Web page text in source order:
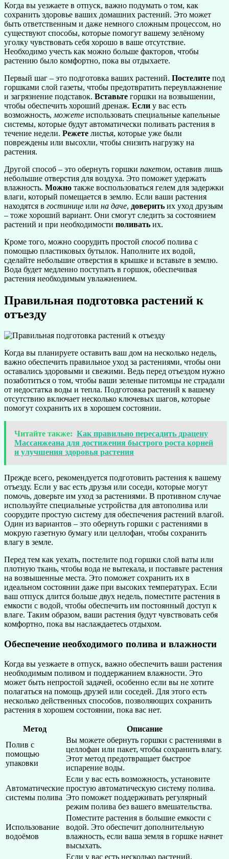
Когда вы уезжаете в отпуск, важно подумать о том, как
сохранить здоровье ваших домашних растений. Это может
быть ответственным и даже немного сложным процессом, но
существуют способы, которые помогут вашему зелёному
уголку чувствовать себя хорошо в ваше отсутствие.
Необходимо учесть как можно больше факторов, чтобы
растению было комфортно, пока вы отдыхаете.
Первый шаг – это подготовка ваших растений. Постелите под
горшками слой газеты, чтобы предотвратить переувлажнение
и загрязнение подставок. Вставьте горшки на возвышении,
чтобы обеспечить хороший дренаж. Если у вас есть
возможность, можете использовать специальные капельные
системы, которые будут автоматически поливать растения в
течение недели. Режете листья, которые уже были
повреждены или высохли, чтобы снизить нагрузку на
растения.
Другой способ – это обернуть горшки пакетом, оставив лишь
небольшие отверстия для воздуха. Это поможет удержать
влажность. Можно также воспользоваться гелем для задержки
влаги, который помещается в землю. Если ваши растения
находятся в гостинице или на даче, доверить их уход друзьям
– тоже хороший вариант. Они смогут следить за состоянием
растений и при необходимости поливать их.
Кроме того, можно соорудить простой способполива с
помощью пластиковых бутылок. Наполните их водой,
сделайте небольшие отверстия в крышке и вставьте в землю.
Вода будет медленно поступать в горшок, обеспечивая
растения необходимым увлажнением.
Правильная подготовка растений к
отъезду
Когда вы планируете оставить ваш дом на несколько недель,
важно обеспечить правильное уход за растениями, чтобы они
оставались здоровыми и свежими. Ведь перед отъездом нужно
позаботиться о том, чтобы ваши зеленые питомцы не страдали
от недостатка воды и тепла. Подготовка растений к вашему
отсутствию включает несколько ключевых шагов, которые
помогут сохранить их в хорошем состоянии.
Читайте также: Как правильно пересадить драцену
Массанжеана для достижения быстрого роста корней
и улучшения здоровья растения
Прежде всего, рекомендуется подготовить растения к вашему
отъезду. Если у вас есть друзья или соседи, которые могут
помочь, доверьте им уход за растениями. В противном случае
используйте специальные устройства для автополива или
соорудите простую систему для обеспечения растений влагой.
Один из вариантов – это обернуть горшки с растениями в
мокрую газетную бумагу или целлофан, чтобы сохранить
влагу в земле.
Перед тем как уехать, постелите под горшки слой ваты или
плотную ткань, чтобы вода не вытекала, и поставьте растения
на возвышенные места. Это поможет сохранить их в
идеальном состоянии даже при высоких температурах. Если
ваш отпуск длится больше двух недель, поместите растения в
емкости с водой, чтобы обеспечить им постоянный доступ к
влаге. Таким образом, ваши растения будут чувствовать себя
комфортно, пока вы наслаждаетесь отдыхом.
Обеспечение необходимого полива и влажности
Когда вы уезжаете в отпуск, важно обеспечить ваши растения
необходимым поливом и поддержанием влажности. Это
может быть непростой задачей, особенно если вы не хотите
полагаться на помощь друзей или соседей. Для этого есть
несколько действенных способов, позволяющих сохранить
растения в хорошем состоянии, пока вас нет.
Метод
Описание
Полив с
помощью
упаковки
Вы можете обернуть горшки с растениями в
целлофан или пакет, чтобы сохранить влагу.
Этот метод предотвращает быстрое
испарение воды.
Автоматические
системы полива
Если у вас есть возможность, установите
простую автоматическую систему полива.
Это поможет поддерживать регулярный
режим полива без вашего вмешательства.
Использование
водоёмов
Поместите растения в большие емкости с
водой. Это обеспечит дополнительную
влажность, если ваша земля в горшке начнет
высыхать.
Если у вас есть несколько растений,